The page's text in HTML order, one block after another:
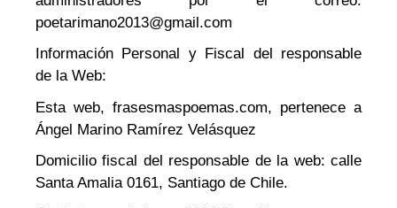
poetarimano2013@gmail.com
Información Personal y Fiscal del responsable
de la Web:
Esta web, frasesmaspoemas.com, pertenece a
Ángel Marino Ramírez Velásquez
Domicilio fiscal del responsable de la web: calle
Santa Amalia 0161, Santiago de Chile.